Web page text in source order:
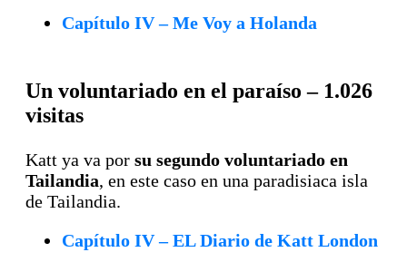
Capítulo IV – Me Voy a Holanda
Un voluntariado en el paraíso – 1.026
visitas
Katt ya va por su segundo voluntariado en
Tailandia, en este caso en una paradisiaca isla
de Tailandia.
Capítulo IV – EL Diario de Katt London